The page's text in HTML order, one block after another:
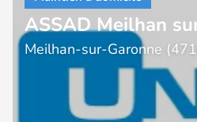
ASSAD Meilhan
Meilhan-sur-Garonne